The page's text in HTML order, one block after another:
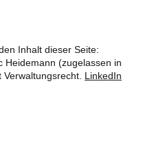
Inhalt dieser Seite:
Heidemann (zugelassen in
LinkedIn